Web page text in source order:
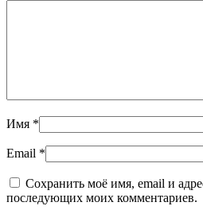
Имя *
Email *
Сохранить моё имя, email и
последующих моих комментариев.